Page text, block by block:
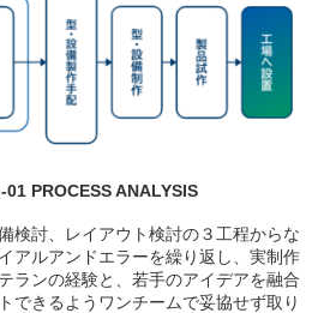
PROCESS ANALYSIS
検討、レイアウト検討の３工程からな
アルアンドエラーを繰り返し、実制作
ランの経験と、若手のアイデアを融合
できるようワンチームで妥協せず取り